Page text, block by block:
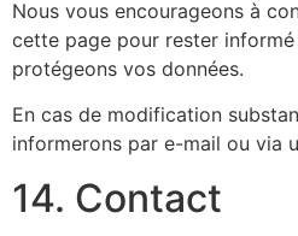
Nous vous encourageons à
cette page pour rester
protégeons vos données.
En cas de modification
informerons par e-mail ou via
14. Contact